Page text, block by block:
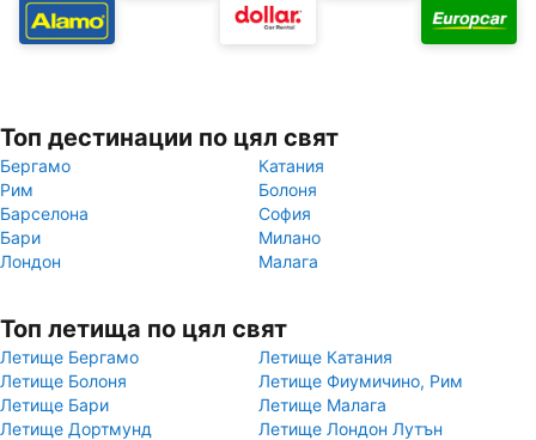
Топ дестинации по цял свят
Бергамо
Катания
Рим
Болоня
Барселона
София
Бари
Милано
Лондон
Малага
Топ летища по цял свят
Летище Бергамо
Летище Катания
Летище Болоня
Летище Фиумичино, Рим
Летище Бари
Летище Малага
Летище Дортмунд
Летище Лондон Лутън